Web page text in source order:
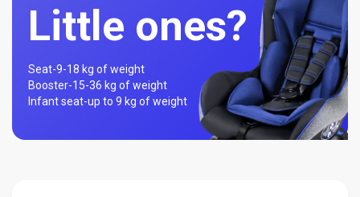
Little ones?
Seat-9-18 kg of weight
Booster-15-36 kg of weight
Infant seat-up to 9 kg of weight